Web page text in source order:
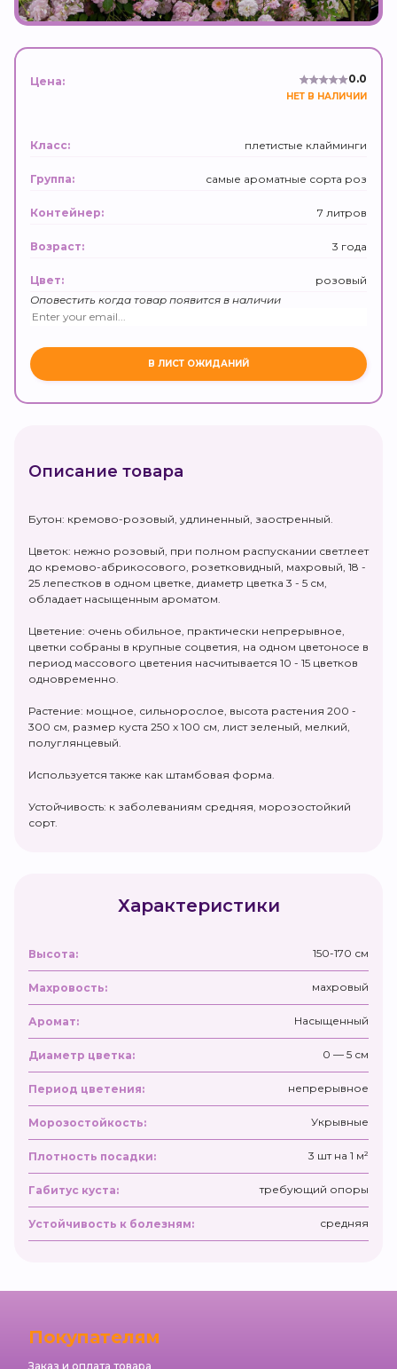
Цена: 0.0
НЕТ В НАЛИЧИИ
Класс: плетистые клайминги
Группа: самые ароматные сорта роз
Контейнер: 7 литров
Возраст: 3 года
Цвет:
розовый
Оповестить когда товар появится в наличии
Описание товара
Бутон: кремово-розовый, удлиненный, заостренный.
Цветок: нежно розовый, при полном распускании светлеет
до кремово-абрикосового, розетковидный, махровый, 18 -
25 лепестков в одном цветке, диаметр цветка 3 - 5 см,
обладает насыщенным ароматом.
Цветение: очень обильное, практически непрерывное,
цветки собраны в крупные соцветия, на одном цветоносе в
период массового цветения насчитывается 10 - 15 цветков
одновременно.
Растение: мощное, сильнорослое, высота растения 200 -
300 см, размер куста 250 х 100 см, лист зеленый, мелкий,
полуглянцевый.
Используется также как штамбовая форма.
Устойчивость: к заболеваниям средняя, морозостойкий
сорт.
Характеристики
Высота: 150-170 см
Махровость: махровый
Аромат: Насыщенный
Диаметр цветка: 0 — 5 см
Период цветения: непрерывное
Морозостойкость: Укрывные
Плотность посадки: 3 шт на 1 м²
Габитус куста: требующий опоры
Устойчивость к болезням: средняя
Покупателям
Заказ и оплата товара